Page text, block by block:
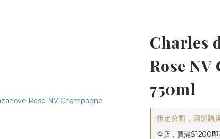
Charles
Rose NV
750ml
指定分類，酒類購
全店，買滿$1200